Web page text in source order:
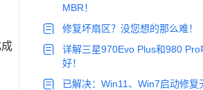
MBR！
修复坏扇区？没您想的那么难！
详解三星970Evo Plus和980 Pro
好！
已解决：Win11、Win7启动修复